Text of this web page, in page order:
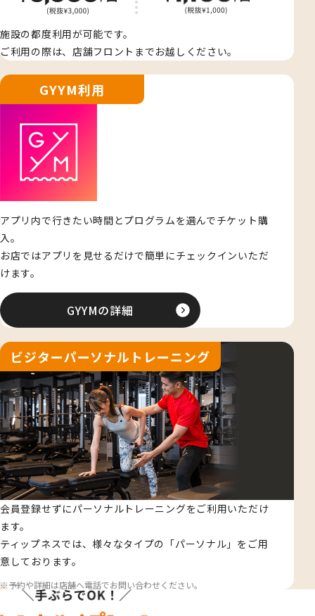
施設の都度利用が可能です。
ご利用の際は、店舗フロントまでお越しください。
GYYM利用
アプリ内で行きたい時間とプログラムを選んでチケット購
入。
お店ではアプリを見せるだけで簡単にチェックインいただ
けます。
GYYMの詳細
ビジターパーソナルトレーニング
会員登録せずにパーソナルトレーニングをご利用いただけ
ます。
ティップネスでは、様々なタイプの「パーソナル」をご用
意しております。
予約や詳細は店舗へ電話でお問い合わせください。